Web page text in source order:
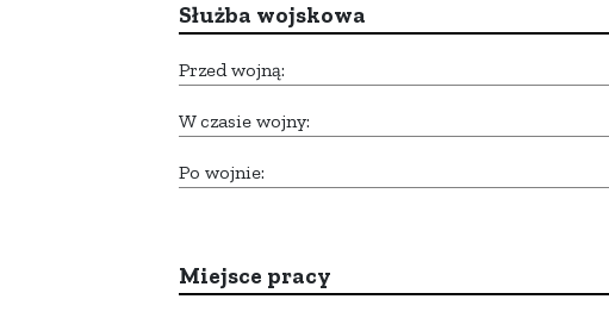
Służba wojskowa
Przed wojną:
W czasie wojny:
Po wojnie:
Miejsce pracy